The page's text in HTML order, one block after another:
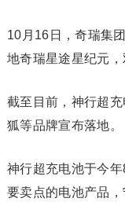
10月16日，奇瑞集
地奇瑞星途星纪元，
截至目前，神行超
狐等品牌宣布落地。
神行超充电池于今
要卖点的电池产品